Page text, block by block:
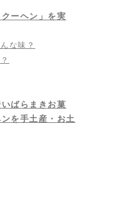
ーヘン」を実
な味？
いばらまきお菓
を手土産・お土